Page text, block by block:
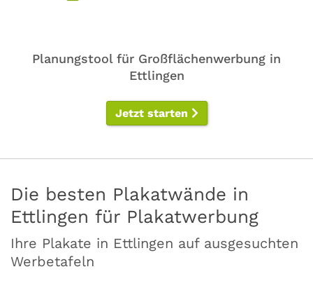
Planungstool für Großflächenwerbung in
Ettlingen
Jetzt starten
Die besten Plakatwände in
Ettlingen für Plakatwerbung
Ihre Plakate in Ettlingen auf ausgesuchten
Werbetafeln